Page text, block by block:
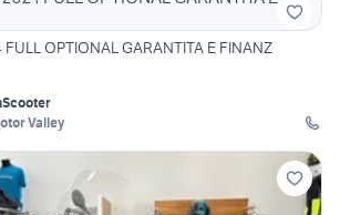
OPTIONAL GARANTITA E FINANZ
Scooter
Valley